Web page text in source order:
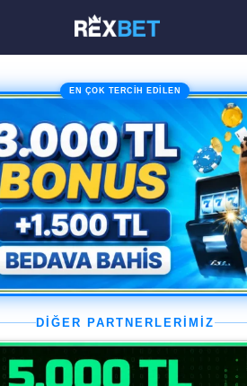
EN ÇOK TERCİH EDİLEN
DİĞER PARTNERLERİMİZ